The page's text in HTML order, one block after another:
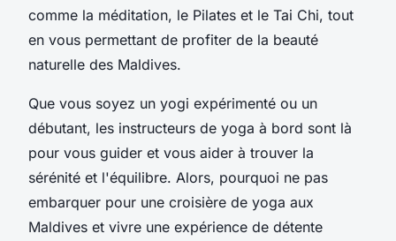
comme la méditation, le Pilates et le Tai Chi, tout
en vous permettant de profiter de la beauté
naturelle des Maldives.
Que vous soyez un yogi expérimenté ou un
débutant, les instructeurs de yoga à bord sont là
pour vous guider et vous aider à trouver la
sérénité et l'équilibre. Alors, pourquoi ne pas
embarquer pour une croisière de yoga aux
Maldives et vivre une expérience de détente